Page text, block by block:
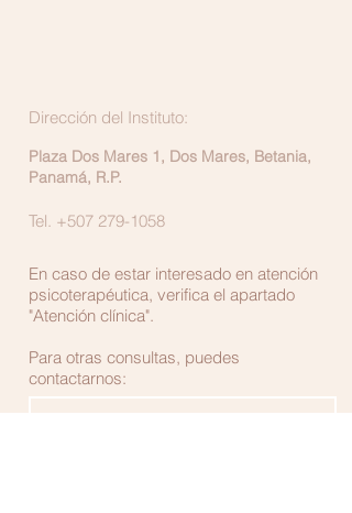
En caso de estar interesado en atención
psicoterapéutica, verifica el apartado
"Atención clínica".
Para otras consultas, puedes
contactarnos:
Dirección del Instituto:
Plaza Dos Mares 1, Dos Mares, Betania,
Panamá, R.P.
Tel. +507 279-1058